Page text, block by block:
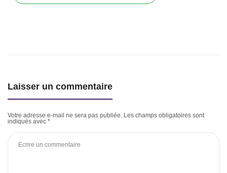
Laisser un commentaire
Votre adresse e-mail ne sera pas publiée. Les champs obligatoires sont
indiqués avec *